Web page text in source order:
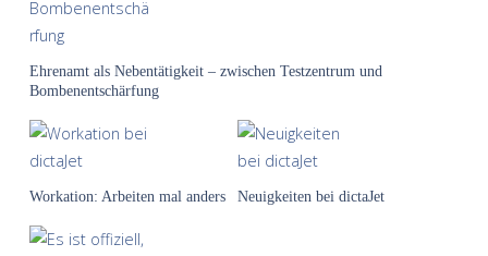
Ehrenamt als Nebentätigkeit – zwischen Testzentrum und
Bombenentschärfung
Workation: Arbeiten mal anders Neuigkeiten bei dictaJet